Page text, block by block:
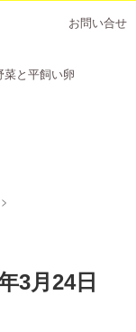
お問い合せ
と平飼い卵
>
3月24日